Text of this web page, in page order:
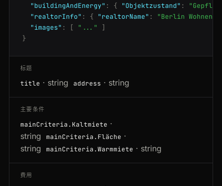
"buildingAndEnergy" : { "Objektzustand" :
"realtorInfo" : { "realtorName" :
"Berlin Wohnen
"images" : [ "..."
]
}
标题
title · string address · string
主要条件
mainCriteria.Kaltmiete ·
string
mainCriteria.Fläche ·
string
mainCriteria.Warmmiete · string
费用